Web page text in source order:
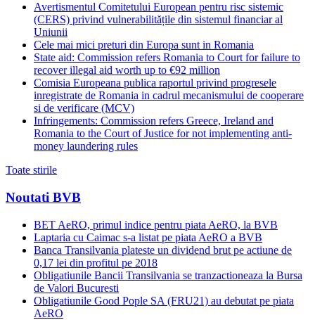
Avertismentul Comitetului European pentru risc sistemic
(CERS) privind vulnerabilitățile din sistemul financiar al
Uniunii
Cele mai mici preturi din Europa sunt in Romania
State aid: Commission refers Romania to Court for failure to
recover illegal aid worth up to €92 million
Comisia Europeana publica raportul privind progresele
inregistrate de Romania in cadrul mecanismului de cooperare
si de verificare (MCV)
Infringements: Commission refers Greece, Ireland and
Romania to the Court of Justice for not implementing anti-
money laundering rules
Toate stirile
Noutati BVB
BET AeRO, primul indice pentru piata AeRO, la BVB
Laptaria cu Caimac s-a listat pe piata AeRO a BVB
Banca Transilvania plateste un dividend brut pe actiune de
0,17 lei din profitul pe 2018
Obligatiunile Bancii Transilvania se tranzactioneaza la Bursa
de Valori Bucuresti
Obligatiunile Good Pople SA (FRU21) au debutat pe piata
AeRO